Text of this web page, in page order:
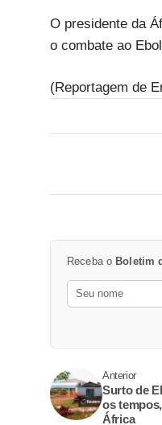
O presidente da
o combate ao
(Reportagem de
Receba o Boletim
Anterior
Surto de
os
África